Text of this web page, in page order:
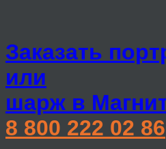
Заказать
или
шарж в
8 800 222 02 86